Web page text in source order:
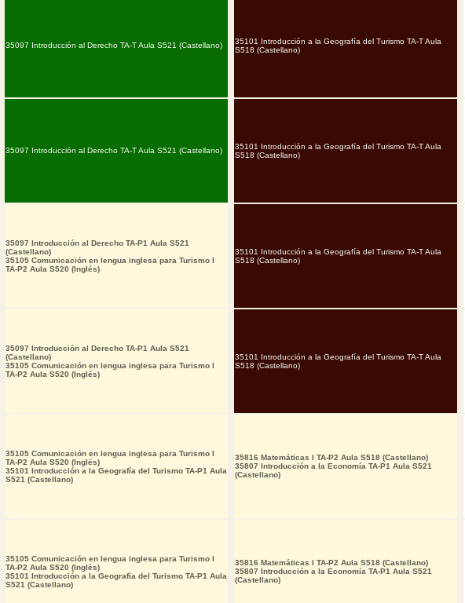
35097 Introducción al Derecho TA-T Aula S521 (Castellano)
35097 Introducción al Derecho TA-T Aula S521 (Castellano)
35097 Introducción al Derecho TA-P1 Aula S521
(Castellano)
35105 Comunicación en lengua inglesa para Turismo I
TA-P2 Aula S520 (Inglés)
35097 Introducción al Derecho TA-P1 Aula S521
(Castellano)
35105 Comunicación en lengua inglesa para Turismo I
TA-P2 Aula S520 (Inglés)
35105 Comunicación en lengua inglesa para Turismo I
TA-P2 Aula S520 (Inglés)
35101 Introducción a la Geografía del Turismo TA-P1 Aula
S521 (Castellano)
35105 Comunicación en lengua inglesa para Turismo I
TA-P2 Aula S520 (Inglés)
35101 Introducción a la Geografía del Turismo TA-P1 Aula
S521 (Castellano)
35101 Introducción a la Geografía del Turismo TA-T Aula
S518 (Castellano)
35101 Introducción a la Geografía del Turismo TA-T Aula
S518 (Castellano)
35101 Introducción a la Geografía del Turismo TA-T Aula
S518 (Castellano)
35101 Introducción a la Geografía del Turismo TA-T Aula
S518 (Castellano)
35816 Matemáticas I TA-P2 Aula S518 (Castellano)
35807 Introducción a la Economía TA-P1 Aula S521
(Castellano)
35816 Matemáticas I TA-P2 Aula S518 (Castellano)
35807 Introducción a la Economía TA-P1 Aula S521
(Castellano)